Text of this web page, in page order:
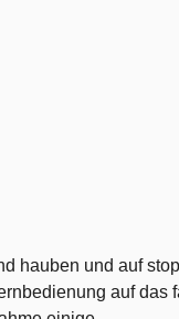
hauben und auf
auf das